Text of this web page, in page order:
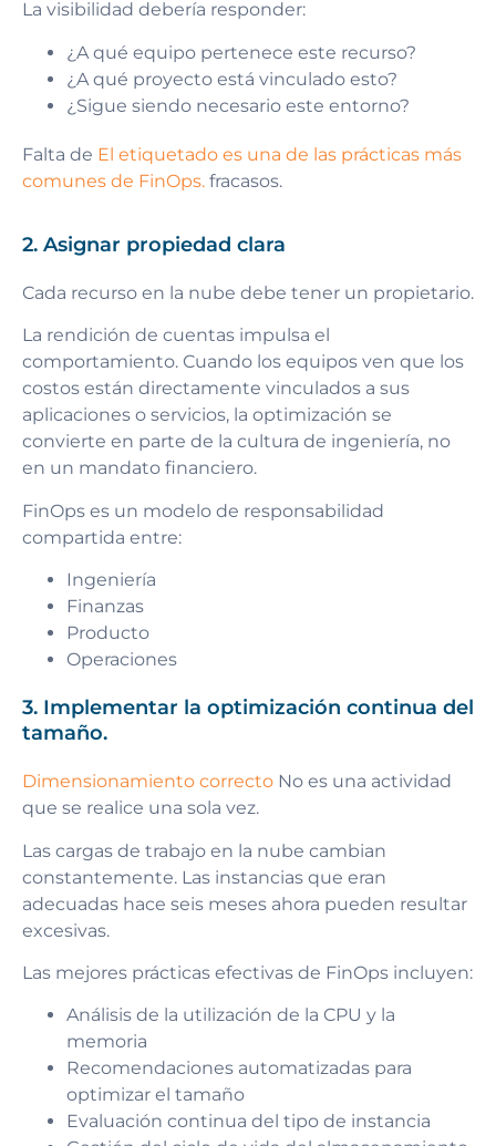
La visibilidad debería responder:
¿A qué equipo pertenece este recurso?
¿A qué proyecto está vinculado esto?
¿Sigue siendo necesario este entorno?
Falta de El etiquetado es una de las prácticas más
comunes de FinOps. fracasos.
2. Asignar propiedad clara
Cada recurso en la nube debe tener un propietario.
La rendición de cuentas impulsa el
comportamiento. Cuando los equipos ven que los
costos están directamente vinculados a sus
aplicaciones o servicios, la optimización se
convierte en parte de la cultura de ingeniería, no
en un mandato financiero.
FinOps es un modelo de responsabilidad
compartida entre:
Ingeniería
Finanzas
Producto
Operaciones
3. Implementar la optimización continua del
tamaño.
Dimensionamiento correcto No es una actividad
que se realice una sola vez.
Las cargas de trabajo en la nube cambian
constantemente. Las instancias que eran
adecuadas hace seis meses ahora pueden resultar
excesivas.
Las mejores prácticas efectivas de FinOps incluyen:
Análisis de la utilización de la CPU y la
memoria
Recomendaciones automatizadas para
optimizar el tamaño
Evaluación continua del tipo de instancia